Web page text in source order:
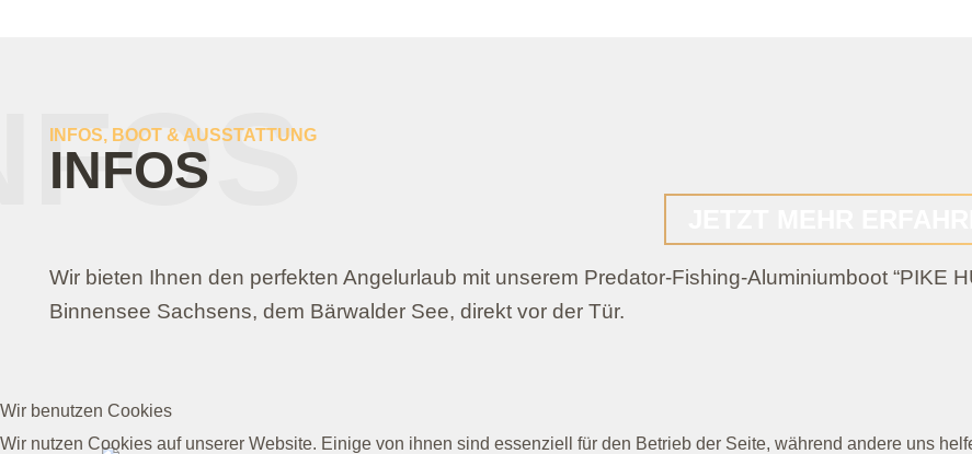
INFOS, BOOT & AUSSTATTUNG
INFOS
Wir bieten Ihnen den perfekten Angelurlaub mit unserem Predator-Fishing-Aluminiumboot “PIKE
Binnensee Sachsens, dem Bärwalder See, direkt vor der Tür.
Wir benutzen Cookies
Wir nutzen Cookies auf unserer Website. Einige von ihnen sind essenziell für den Betrieb der Seite, während andere uns